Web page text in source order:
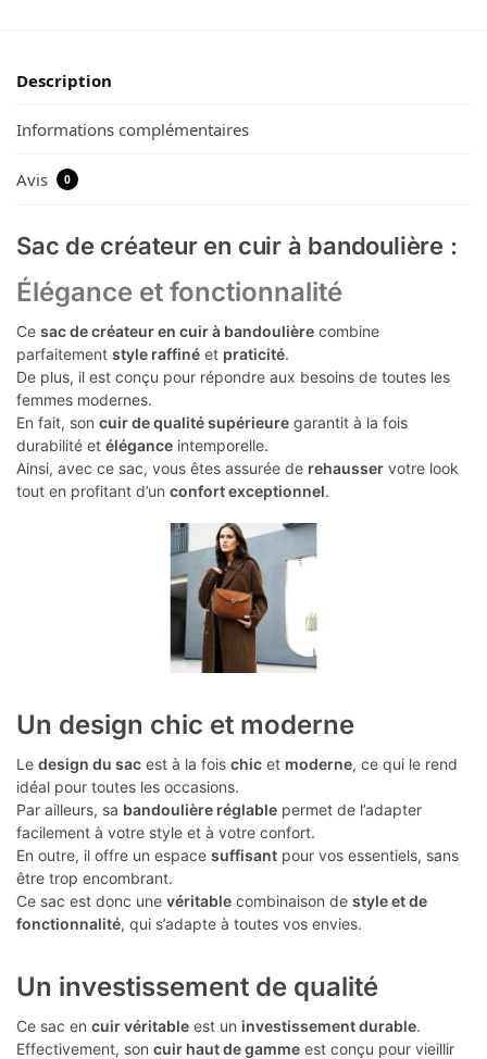
Description
Informations complémentaires
Avis 0
Sac de créateur en cuir à bandoulière :
Élégance et fonctionnalité
Ce sac de créateur en cuir à bandoulière combine
parfaitement style raffiné et praticité.
De plus, il est conçu pour répondre aux besoins de toutes les
femmes modernes.
En fait, son cuir de qualité supérieure garantit à la fois
durabilité et élégance intemporelle.
Ainsi, avec ce sac, vous êtes assurée de rehausser votre look
tout en profitant d’un confort exceptionnel.
Un design chic et moderne
Le design du sac est à la fois chic et moderne, ce qui le rend
idéal pour toutes les occasions.
Par ailleurs, sa bandoulière réglable permet de l’adapter
facilement à votre style et à votre confort.
En outre, il offre un espace suffisant pour vos essentiels, sans
être trop encombrant.
Ce sac est donc une véritable combinaison de style et de
fonctionnalité, qui s’adapte à toutes vos envies.
Un investissement de qualité
Ce sac en cuir véritable est un investissement durable.
Effectivement, son cuir haut de gamme est conçu pour vieillir